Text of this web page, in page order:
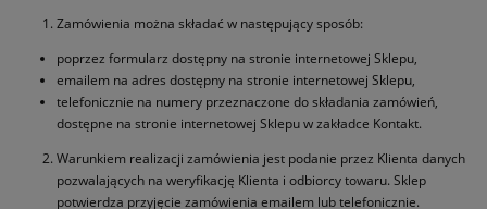
Zamówienia można składać w następujący sposób:
poprzez formularz dostępny na stronie internetowej Sklepu,
emailem na adres dostępny na stronie internetowej Sklepu,
telefonicznie na numery przeznaczone do składania zamówień,
dostępne na stronie internetowej Sklepu w zakładce Kontakt.
Warunkiem realizacji zamówienia jest podanie przez Klienta danych
pozwalających na weryfikację Klienta i odbiorcy towaru. Sklep
potwierdza przyjęcie zamówienia emailem lub telefonicznie.